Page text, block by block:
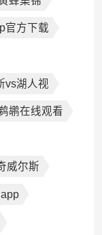
官方下载
vs湖人视
鹕在线观看
威尔斯